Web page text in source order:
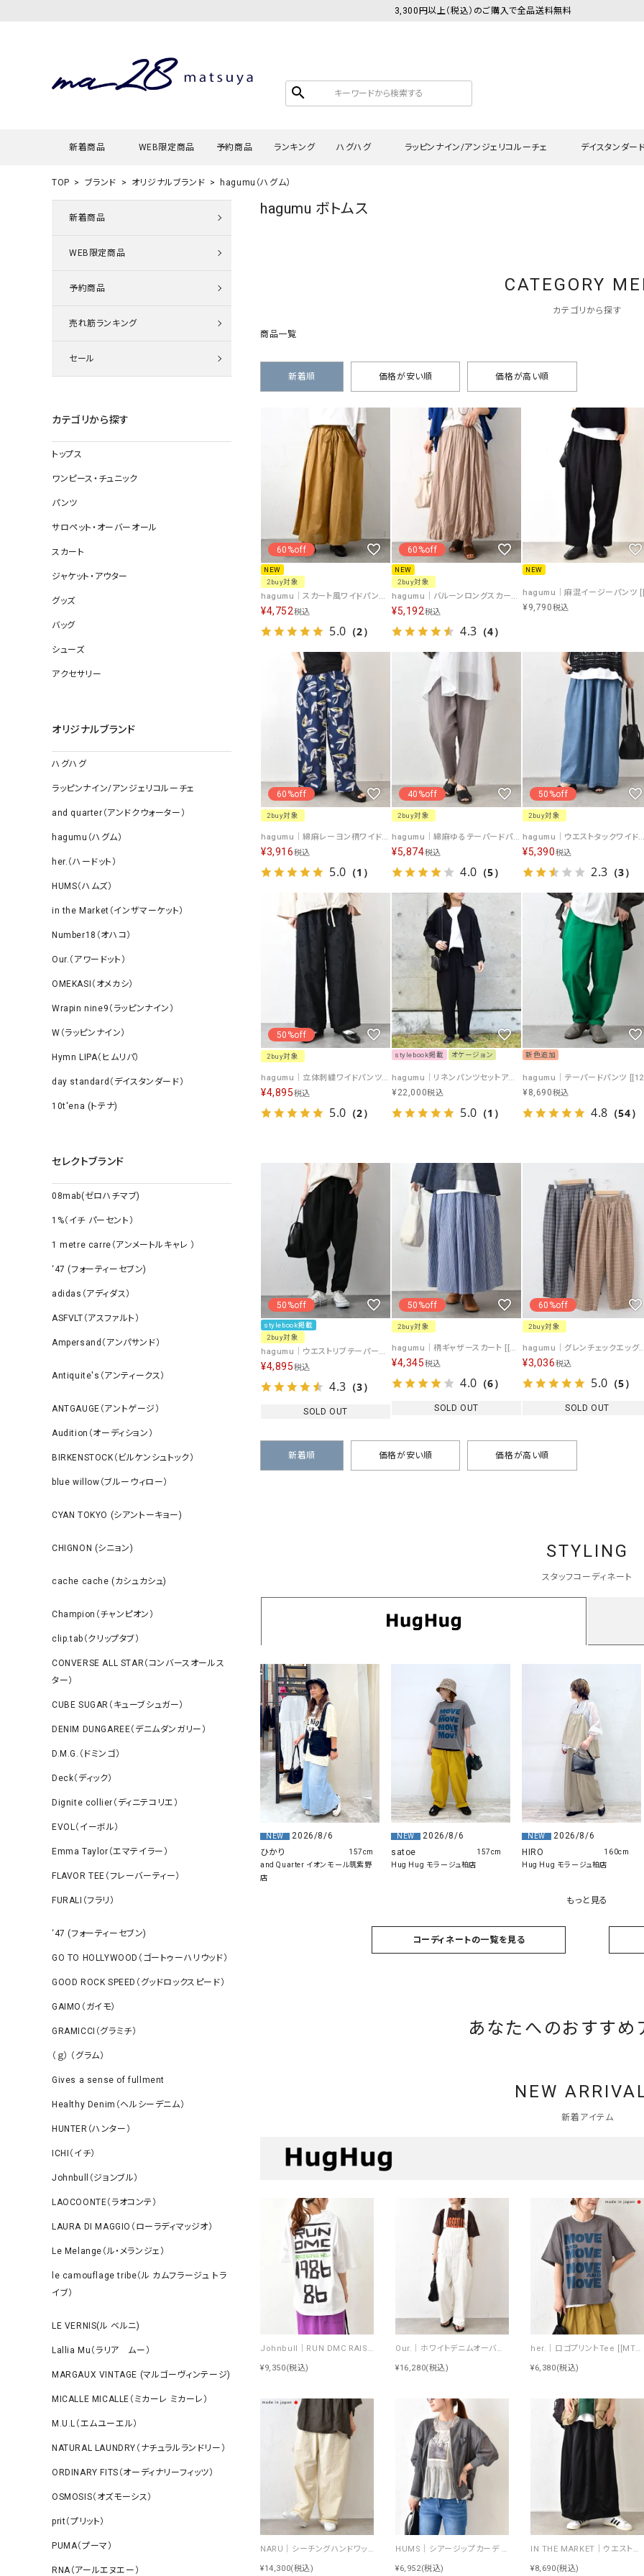
3,300円以上（税込）のご購入で全品送料無料
search
新着商品 WEB限定商品 予約商品 ランキング ハグハグ
Tシャツ・カットソー
ニット
その他スカート
ジャケット
コート
すべて見る
バッグ
靴
帽子
その他雑貨
ラッピンナイン/アンジェリコルーチェ
Tシャツ・カットソー
その他のパンツ その他スカート
コート
その他アウター アクセサリー
すべて見る
デイスタンダー
スウェット・パーカー
その他のパンツ
ジャケット
バッグ
サロ
トップ
ワン
サロ
ジャ
TOP ブランド オリジナルブランド hagumu（ハグム）
新着商品
WEB限定商品
予約商品
売れ筋ランキング
セール
カテゴリから探す
トップス
ワンピース・チュニック
パンツ
サロペット・オーバーオール
スカート
ジャケット・アウター
グッズ
バッグ
シューズ
アクセサリー
オリジナルブランド
ハグハグ
ラッピンナイン/アンジェリコルーチェ
and quarter（アンドクウォーター）
hagumu（ハグム）
her.（ハードット）
HUMS（ハムズ）
in the Market（インザマーケット）
Number18（オハコ）
Our.（アワードット）
OMEKASI（オメカシ）
Wrapin nine9（ラッピンナイン）
W（ラッピンナイン）
Hymn LIPA（ヒムリパ）
day standard（デイスタンダード）
10t'ena (トテナ)
セレクトブランド
08mab(ゼロハチマブ)
1%（イチ パーセント）
1 metre carre（アンメートルキャレ ）
‘47 (フォーティーセブン)
adidas（アディダス）
ASFVLT（アスファルト）
Ampersand（アンパサンド）
Antiquite's（アンティークス）
ANTGAUGE（アントゲージ）
Audition（オーディション）
BIRKENSTOCK（ビルケンシュトック）
blue willow（ブルーウィロー）
CYAN TOKYO (シアントーキョー)
CHIGNON (シニョン)
cache cache (カシュカシュ)
Champion（チャンピオン）
clip.tab（クリップタブ）
CONVERSE ALL STAR（コンバースオールス
ター）
CUBE SUGAR（キューブシュガー）
DENIM DUNGAREE（デニムダンガリー）
D.M.G.（ドミンゴ）
Deck（ディック）
Dignite collier（ディニテコリエ）
EVOL（イーボル）
Emma Taylor（エマテイラー）
FLAVOR TEE（フレーバーティー）
FURALI（フラリ）
‘47 (フォーティーセブン)
GO TO HOLLYWOOD（ゴートゥーハリウッド）
GOOD ROCK SPEED（グッドロックスピード）
GAIMO（ガイモ）
GRAMICCI（グラミチ）
（ｇ） （グラム）
Gives a sense of fullment
Healthy Denim（ヘルシーデニム）
HUNTER（ハンター）
ICHI（イチ）
Johnbull（ジョンブル）
LAOCOONTE（ラオコンテ）
LAURA DI MAGGIO（ローラディマッジオ）
Le Melange（ル・メランジェ）
le camouflage tribe（ル カムフラージュ トラ
イブ）
LE VERNIS(ル ベルニ)
Lallia Mu（ラリア ムー）
MARGAUX VINTAGE (マルゴーヴィンテージ)
MICALLE MICALLE（ミカーレ ミカーレ）
M.U.L（エムユーエル）
NATURAL LAUNDRY（ナチュラルランドリー）
ORDINARY FITS（オーディナリーフィッツ）
OSMOSIS（オズモーシス）
prit（プリット）
PUMA（プーマ）
RNA（アールエヌエー）
hagumu ボトムス
CATEGORY
カテゴリから探す
商品一覧
新着順 価格が安い順 価格が高い順
60%off
NEW
2buy対象
hagumu｜スカート風ワイドパンツ [[6098262]][C]
¥4,752税込
5.0 （2）
60%off
NEW
2buy対象
hagumu｜バルーンロングスカート [[16098262]][C]
¥5,192税込
4.3 （4）
NEW
¥9,790税込
60%off
2buy対象
hagumu｜綿麻レーヨン柄ワイドパンツ [[CPMA-3226]][C]
¥3,916税込
5.0 （1）
40%off
2buy対象
hagumu｜綿麻ゆるテーパードパンツ [[hag-199]][C]
¥5,874税込
4.0 （5）
50%off
2buy対象
hagumu｜ウエストタックワイドパンツ [[5362181]][C]
¥5,390税込
2.3 （3）
50%off
2buy対象
hagumu｜立体刺繍ワイドパンツ [[CPMA-5126]][C]
¥4,895税込
5.0 （2）
stylebook掲載 オケージョン
hagumu｜リネンパンツセットアップ [[125707]][C]
¥22,000税込
5.0 （1）
新色追加
¥8,690税込
4.8 （54）
50%off
stylebook掲載
2buy対象
hagumu｜ウエストリブテーパードパンツ [[125711]][C]
¥4,895税込
4.3 （3）
SOLD OUT
50%off
2buy対象
hagumu｜柄ギャザースカート [[hag-173-1]][C]
¥4,345税込
4.0 （6）
SOLD OUT
60%off
2buy対象
hagumu｜グレンチェックエッグパンツ [[2266081]][C]
¥3,036税込
5.0 （5）
SOLD OUT
新着順 価格が安い順 価格が高い順
STYLING
スタッフコーディネート
NEW
2026/8/6
ひかり
and Quarter イオンモール筑紫野
店
157cm
NEW
2026/8/6
satoe
Hug Hug モラージュ柏店
157cm
NEW
2026/8/6
HIRO
Hug Hug モラージュ柏店
160cm
もっと見る
コーディネートの一覧を見る
あなたへのおすすめ
NEW
新着アイテム
Johnbull｜RUN DMC RAISING HELL Tee [[JT263C39]][C]
¥9,350(税込)
Our.｜ホワイトデニムオーバーオール [[Our-022-1]][C]
¥16,280(税込)
her.｜ロゴプリントTee [[MTAH604-0721]][C]
¥6,380(税込)
NARU｜シーチングハンドワッシャーノッポパンツ [[643855BE]][C]
¥14,300(税込)
HUMS｜シアージップカーデ [[RNK-2674]][C]
¥6,952(税込)
IN THE MARKET｜ウエストイージートラック素材スカート [[C-2570]][C]
¥8,690(税込)